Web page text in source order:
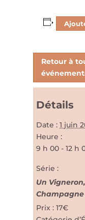
Détails
Date : 1 juin
Heure :
9 h 00 - 12 h
Série :
Un
Prix : 17€
Retour à